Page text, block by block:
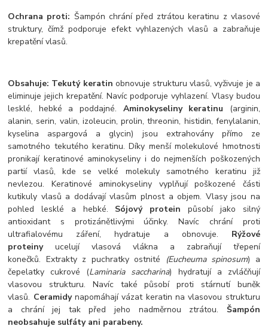
Ochrana proti: Šampón chrání před ztrátou keratinu z vlasové
struktury, čímž podporuje efekt vyhlazených vlasů a zabraňuje
krepatění vlasů.
Obsahuje: Tekutý keratin obnovuje strukturu vlasů, vyživuje je a
eliminuje jejich krepatění. Navíc podporuje vyhlazení. Vlasy budou
lesklé, hebké a poddajné. Aminokyseliny keratinu (arginin,
alanin, serin, valin, izoleucin, prolin, threonin, histidin, fenylalanin,
kyselina aspargová a glycin) jsou extrahovány přímo ze
samotného tekutého keratinu. Díky menší molekulové hmotnosti
pronikají keratinové aminokyseliny i do nejmenších poškozených
partií vlasů, kde se velké molekuly samotného keratinu již
nevlezou. Keratinové aminokyseliny vyplňují poškozené části
kutikuly vlasů a dodávají vlasům plnost a objem. Vlasy jsou na
pohled lesklé a hebké. Sójový protein působí jako silný
antioxidant s protizánětlivými účinky. Navíc chrání proti
ultrafialovému záření, hydratuje a obnovuje. Rýžové
proteinyucelují vlasová vlákna a zabraňují třepení
konečků. Extrakty z puchratky ostnité
(Eucheuma spinosum) a
čepelatky cukrové (Laminaria saccharina) hydratují a zvláčňují
vlasovou strukturu. Navíc také působí proti stárnutí buněk
vlasů. Ceramidynapomáhají vázat keratin na vlasovou strukturu
a chrání jej tak před jeho nadměrnou ztrátou. Šampón
neobsahuje sulfáty ani parabeny.